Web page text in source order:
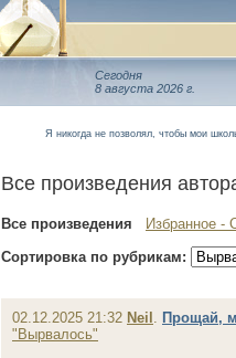
Сегодня
8 августа 2026 г.
Я никогда не позволял, чтобы мои
Все произведения
Все произведения
Избранное -
Сортировка по рубрикам:
02.12.2025 21:32 Neil . Прощай,
"Вырвалось"